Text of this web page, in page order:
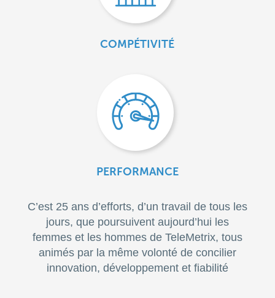
COMPÉTIVITÉ
PERFORMANCE
C’est 25 ans d’efforts, d’un travail de tous les
jours, que poursuivent aujourd’hui les
femmes et les hommes de TeleMetrix, tous
animés par la même volonté de concilier
innovation, développement et fiabilité